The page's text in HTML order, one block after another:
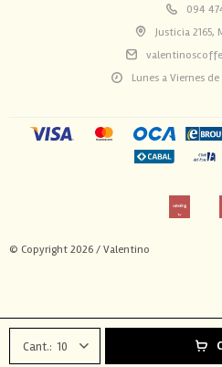
10
094
Justicia 2165,
Lunes a Viernes
© Copyright 2026 / Valentino